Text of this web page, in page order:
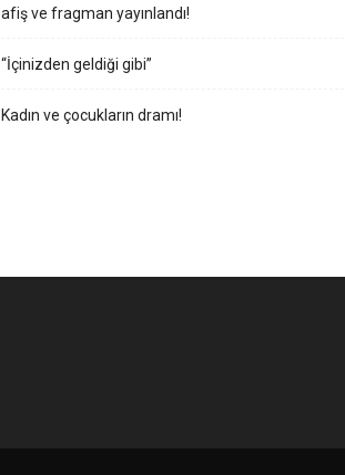
afiş ve fragman yayınlandı!
“İçinizden geldiği gibi”
Kadın ve çocukların dramı!